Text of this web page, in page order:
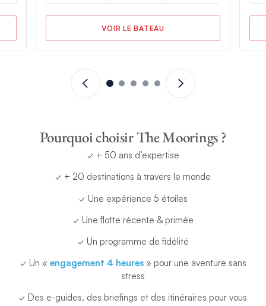
VOIR LE BATEAU
Pourquoi choisir The Moorings ?
✓ + 50 ans d’expertise
✓ + 20 destinations à travers le monde
✓ Une expérience 5 étoiles
✓ Une flotte récente & primée
✓ Un programme de fidélité
✓ Un « engagement 4 heures» pour une aventure sans
stress
✓ Des e-guides, des briefings et des itinéraires pour vous